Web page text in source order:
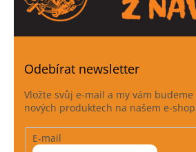
Odebírat newsletter
Vložte svůj e-mail a my vám
nových produktech na našem e-
E-mail